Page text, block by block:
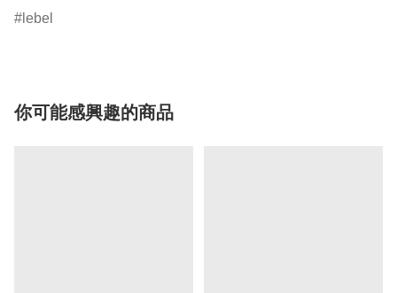
lebel
你可能感興趣的商品